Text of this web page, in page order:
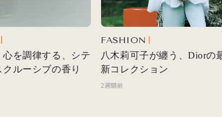
調律する、シテ
ルーシブの香り
FASHION
八木莉可子が纏う、Diorの最
新コレクション
2週間前